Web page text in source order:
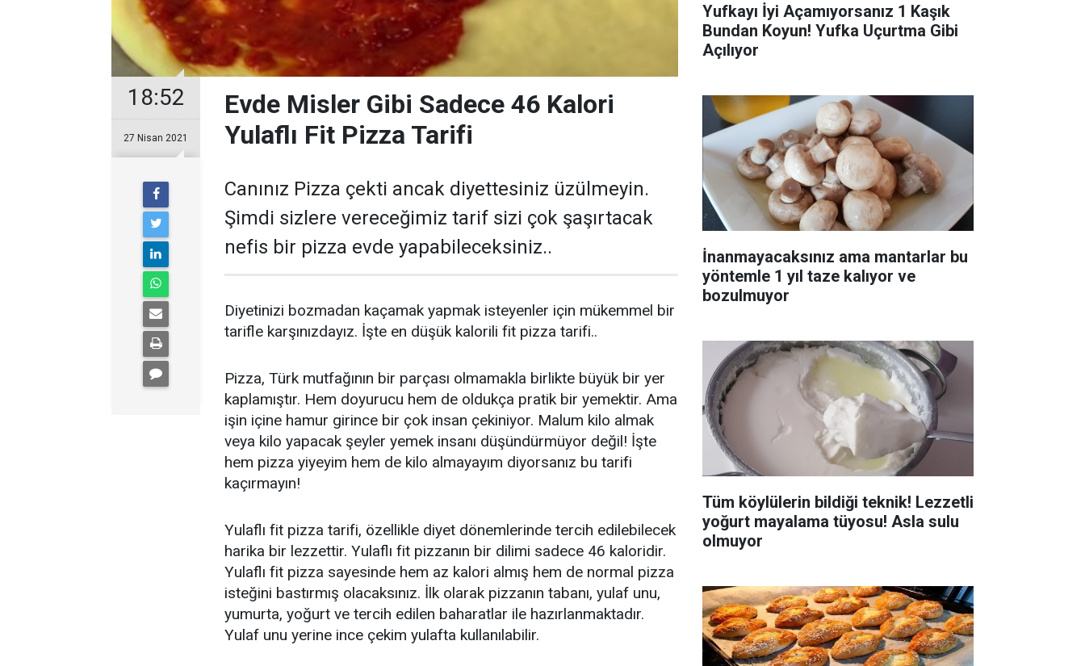
18:52
27 Nisan 2021
Evde Misler Gibi Sadece 46 Kalori
Yulaflı Fit Pizza Tarifi
Canınız Pizza çekti ancak diyettesiniz üzülmeyin.
Şimdi sizlere vereceğimiz tarif sizi çok şaşırtacak
nefis bir pizza evde yapabileceksiniz..
Diyetinizi bozmadan kaçamak yapmak isteyenler için mükemmel bir
tarifle karşınızdayız. İşte en düşük kalorili fit pizza tarifi..
Pizza, Türk mutfağının bir parçası olmamakla birlikte büyük bir yer
kaplamıştır. Hem doyurucu hem de oldukça pratik bir yemektir. Ama
işin içine hamur girince bir çok insan çekiniyor. Malum kilo almak
veya kilo yapacak şeyler yemek insanı düşündürmüyor değil! İşte
hem pizza yiyeyim hem de kilo almayayım diyorsanız bu tarifi
kaçırmayın!
Yulaflı fit pizza tarifi, özellikle diyet dönemlerinde tercih edilebilecek
harika bir lezzettir. Yulaflı fit pizzanın bir dilimi sadece 46 kaloridir.
Yulaflı fit pizza sayesinde hem az kalori almış hem de normal pizza
isteğini bastırmış olacaksınız. İlk olarak pizzanın tabanı, yulaf unu,
yumurta, yoğurt ve tercih edilen baharatlar ile hazırlanmaktadır.
Yulaf unu yerine ince çekim yulafta kullanılabilir.
Yufkayı İyi Açamıyorsanız 1 Kaşık
Bundan Koyun! Yufka Uçurtma Gibi
Açılıyor
İnanmayacaksınız ama mantarlar bu
yöntemle 1 yıl taze kalıyor ve
bozulmuyor
Tüm köylülerin bildiği teknik! Lezzetli
yoğurt mayalama tüyosu! Asla sulu
olmuyor